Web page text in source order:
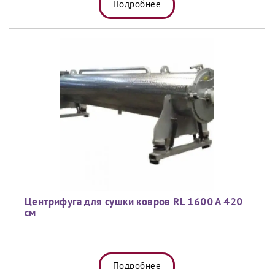
Подробнее
Центрифуга для сушки ковров RL 1600 A 420
см
Подробнее